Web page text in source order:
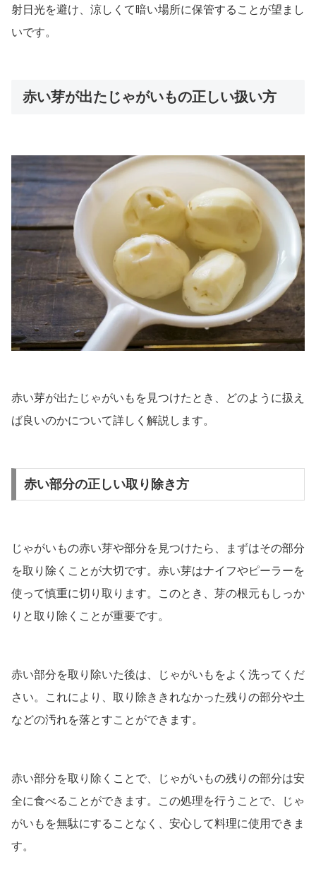
射日光を避け、涼しくて暗い場所に保管することが望まし
いです。
赤い芽が出たじゃがいもの正しい扱い方
赤い芽が出たじゃがいもを見つけたとき、どのように扱え
ば良いのかについて詳しく解説します。
赤い部分の正しい取り除き方
じゃがいもの赤い芽や部分を見つけたら、まずはその部分
を取り除くことが大切です。赤い芽はナイフやピーラーを
使って慎重に切り取ります。このとき、芽の根元もしっか
りと取り除くことが重要です。
赤い部分を取り除いた後は、じゃがいもをよく洗ってくだ
さい。これにより、取り除ききれなかった残りの部分や土
などの汚れを落とすことができます。
赤い部分を取り除くことで、じゃがいもの残りの部分は安
全に食べることができます。この処理を行うことで、じゃ
がいもを無駄にすることなく、安心して料理に使用できま
す。